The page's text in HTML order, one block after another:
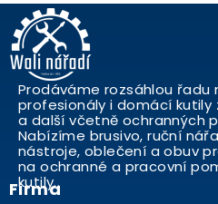
Prodáváme rozsáhlou
profesionály i domácí kutily
a další včetně ochranných
Nabízíme brusivo, ruční
nástroje, oblečení a obuv
na ochranné a pracovní
kutily..
Firma